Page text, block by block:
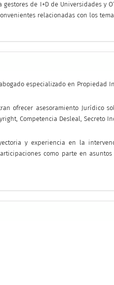
de I+D de Universidades y
relacionadas con los
especializado en Propiedad
ofrecer asesoramiento Jurídico
Competencia Desleal,
y experiencia en la
como parte en